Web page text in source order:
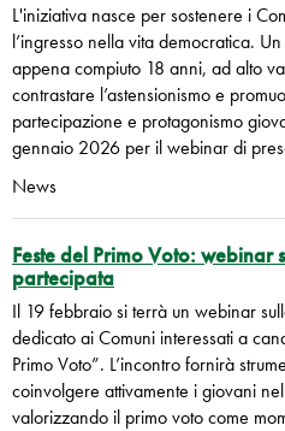
L'iniziativa nasce per sostenere i
l’ingresso nella vita democratica.
appena compiuto 18 anni, ad alto
contrastare l’astensionismo e
partecipazione e protagonismo
gennaio 2026 per il webinar di
News
Feste del Primo Voto:
partecipata
Il 19 febbraio si terrà un webinar
dedicato ai Comuni interessati a
Primo Voto”. L’incontro fornirà
coinvolgere attivamente i giovani
valorizzando il primo voto come